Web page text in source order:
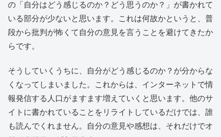
の「自分はどう感じるのか？どう思うのか？」が書かれて
いる部分が少ないと思います。これは何故かというと、普
段から批判が怖くて自分の意見を言うことを避けてきたか
らです。
そうしていくうちに、自分がどう感じるのか？が分からな
くなってしまいました。これからは、インターネットで情
報発信する人口がますます増えていくと思います。他のサ
イトに書かれていることをリライトしているだけでは、誰
も読んでくれません。自分の意見や感想は、それだけでオ